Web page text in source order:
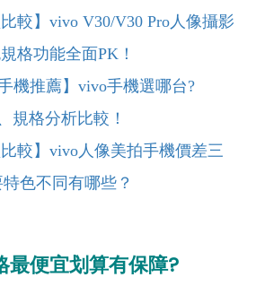
比較】vivo V30/V30 Pro人像攝影
格功能全面PK！
手機推薦】vivo手機選哪台?
規格分析比較！
比較】vivo人像美拍手機價差三
色不同有哪些？
最便宜划算有保障?